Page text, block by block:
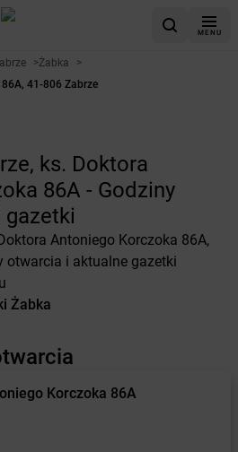
MENU
>Żabka
>
41-806 Zabrze
ks. Doktora
86A - Godziny
Antoniego Korczoka 86A,
otwarcia i aktualne gazetki
Żabka
Korczoka 86A